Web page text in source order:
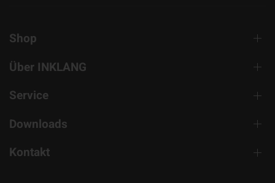
Shop
Über INKLANG
Service
Downloads
Kontakt